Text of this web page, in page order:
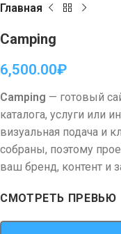
Главная
Camping
6,500.00₽
Camping — готовый
каталога, услуги или
визуальная подача и
собраны, поэтому
ваш бренд, контент и
СМОТРЕТЬ ПРЕВЬЮ